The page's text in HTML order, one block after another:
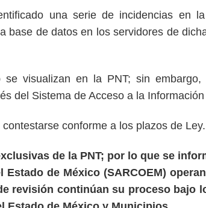
una serie de incidencias en
de datos en los servidores de
visualizan en la PNT; sin
del Sistema de Acceso a la
conforme a los plazos de Ley.
de la PNT; por lo que se
de México (SARCOEM)
revisión continúan su proceso bajo